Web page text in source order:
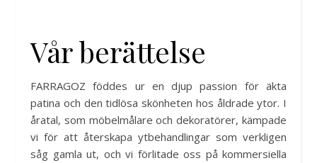
Vår berättelse
FARRAGOZ föddes ur en djup passion för äkta
patina och den tidlösa skönheten hos åldrade ytor. I
åratal, som möbelmålare och dekoratörer, kämpade
vi för att återskapa ytbehandlingar som verkligen
såg gamla ut, och vi förlitade oss på kommersiella